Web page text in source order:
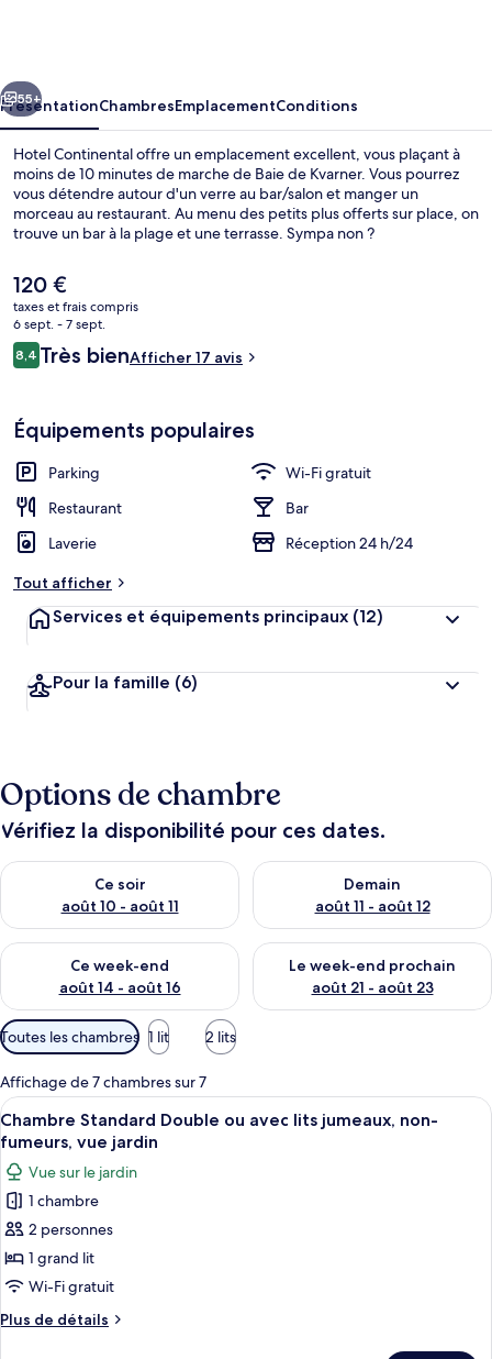
Suivant
55+
PrésentationChambresEmplacementConditions
Hotel Continental offre un emplacement excellent, vous plaçant à
moins de 10 minutes de marche de Baie de Kvarner. Vous pourrez
vous détendre autour d'un verre au bar/salon et manger un
morceau au restaurant. Au menu des petits plus offerts sur place, on
trouve un bar à la plage et une terrasse. Sympa non ?
Le
prix
actuel
est
de
120 €
taxes et frais compris
6 sept. - 7 sept.
Avis
voyageurs
8,48,4 sur 10
Très bienAfficher 17 avis
Équipements populaires
Parking
Wi-Fi gratuit
Restaurant
Bar
Laverie
Réception 24 h/24
Tout afficher
Services et équipements principaux (12)
Pour la famille (6)
Options de chambre
Vérifiez la disponibilité pour ces dates.
Ce soir
août 10 - août 11
Vérifier la disponibilité pour ce soir août 10 - août 11
Demain
août 11 - août 12
Vérifier la disponibilité pour
Ce week-end
août 14 - août 16
Vérifier la disponibilité pour ce week-end août 14 - août 16
Le week-end prochain
août 21 - août 23
Vérifier la disponibilité pour
Filtres
disponibles
pour
les
chambres
Toutes les chambres 1 lit 2 lits
Affichage de 7 chambres sur 7
Afficher
toutes
les
photos
pour
ce
type
de
chambre :
Chambre
Une chambre d’hôtel avec un lit, un
3
Chambre Standard Double ou avec lits jumeaux, non-
fumeurs, vue jardin
Vue sur le jardin
1 chambre
2 personnes
1 grand lit
Wi-Fi gratuit
Plus de détails
Plus